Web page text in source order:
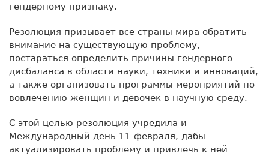
гендерному признаку.
Резолюция призывает все страны мира обратить
внимание на существующую проблему,
постараться определить причины гендерного
дисбаланса в области науки, техники и инноваций,
а также организовать программы мероприятий по
вовлечению женщин и девочек в научную среду.
С этой целью резолюция учредила и
Международный день 11 февраля, дабы
актуализировать проблему и привлечь к ней